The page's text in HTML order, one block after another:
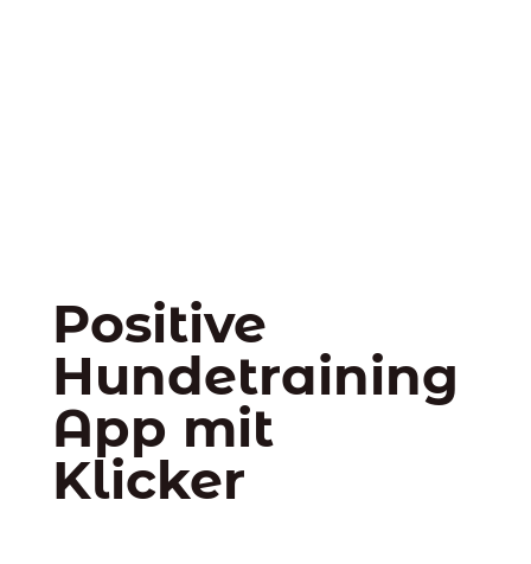
Positive
Hundetraining
App mit
Klicker